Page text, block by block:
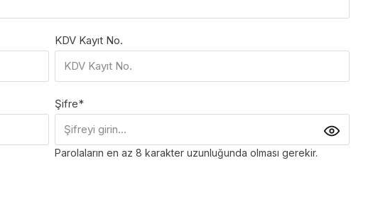
KDV Kayıt No.
Şifre*
Parolaların en az 8 karakter uzunluğunda olması gerekir.